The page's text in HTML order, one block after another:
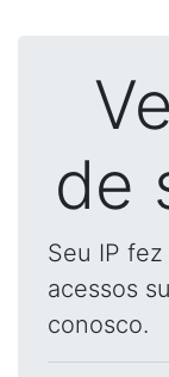
de
Seu IP
acessos
conosco.